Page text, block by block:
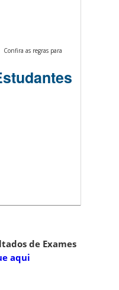
Confira as regras para
de Exames
aqui